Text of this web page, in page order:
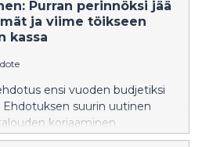
Purran perinnöksi jää
ja viime töikseen
kassa
ensi vuoden budjetiksi
Ehdotuksen suurin uutinen
korjaaminen
syliin, SDP:n Joona